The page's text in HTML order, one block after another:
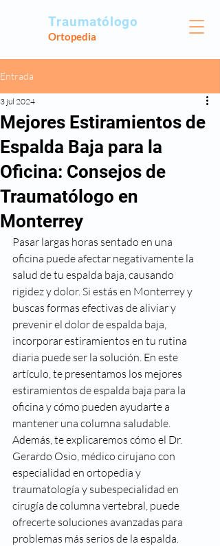
Traumatólogo
Ortopedia
Entrada
Mejores Estiramientos de
Espalda Baja para la
Oficina: Consejos de
Traumatólogo en
Monterrey
3 jul 2024
Pasar largas horas sentado en una
oficina puede afectar negativamente la
salud de tu espalda baja, causando
rigidez y dolor. Si estás en Monterrey y
buscas formas efectivas de aliviar y
prevenir el dolor de espalda baja,
incorporar estiramientos en tu rutina
diaria puede ser la solución. En este
artículo, te presentamos los mejores
estiramientos de espalda baja para la
oficina y cómo pueden ayudarte a
mantener una columna saludable.
Además, te explicaremos cómo el Dr.
Gerardo Osio, médico cirujano con
especialidad en ortopedia y
traumatología y subespecialidad en
cirugía de columna vertebral, puede
ofrecerte soluciones avanzadas para
problemas más serios de la espalda.